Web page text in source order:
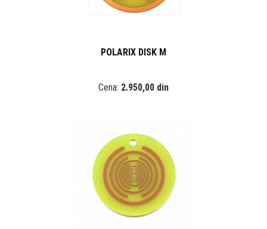
POLARIX DISK M
Cena: 2.950,00 din